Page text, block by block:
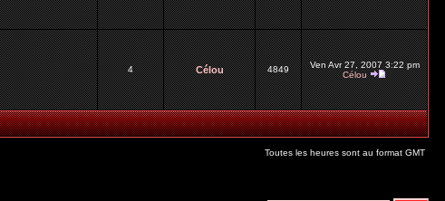
4 Célou 4849
Ven Avr 27, 2007 3:22 pm
Célou
Toutes les heures sont au format GMT